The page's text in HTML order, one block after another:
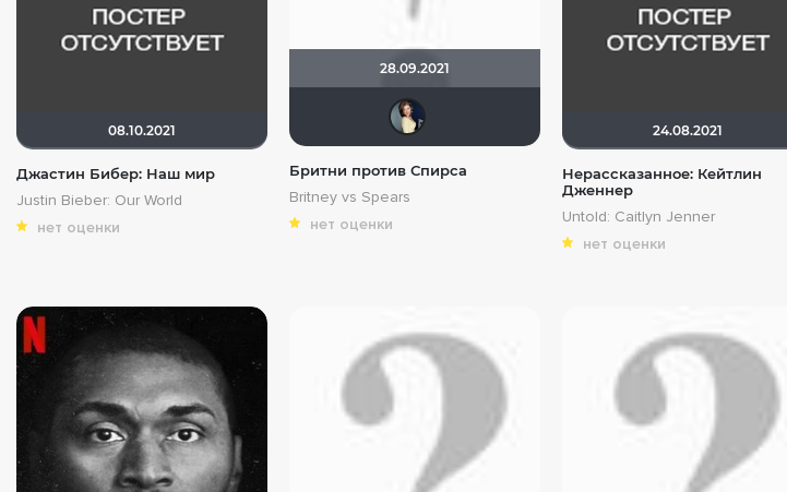
08.10.2021
Джастин Бибер: Наш мир
Justin Bieber: Our World
нет оценки
28.09.2021
Бритни против Спирса
Britney vs Spears
нет оценки
24.08.2021
Нерассказанное: Кейтлин
Дженнер
Untold: Caitlyn Jenner
нет оценки